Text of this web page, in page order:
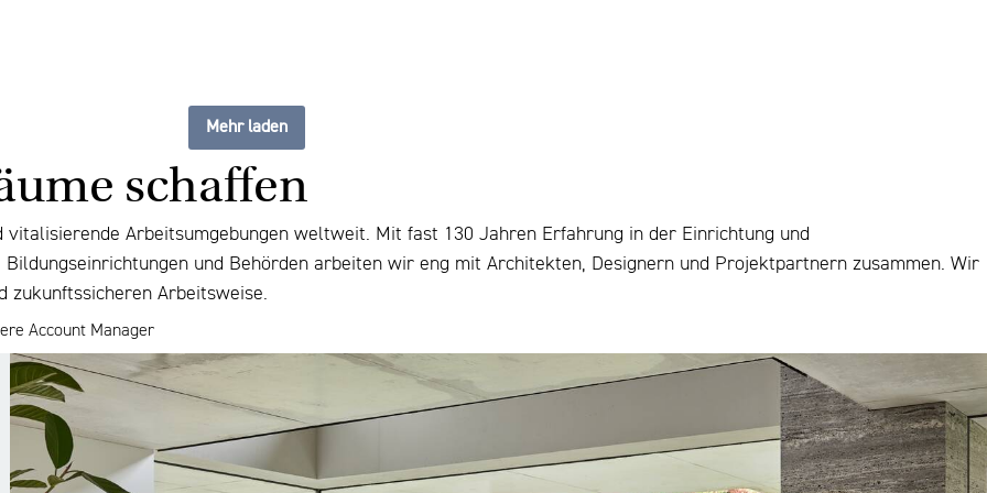
Mehr laden
schaffen
Arbeitsumgebungen weltweit. Mit fast 130 Jahren Erfahrung in der Einrichtung und
und Behörden arbeiten wir eng mit Architekten, Designern und Projektpartnern zusammen. Wir
zukunftssicheren Arbeitsweise.
Account Manager